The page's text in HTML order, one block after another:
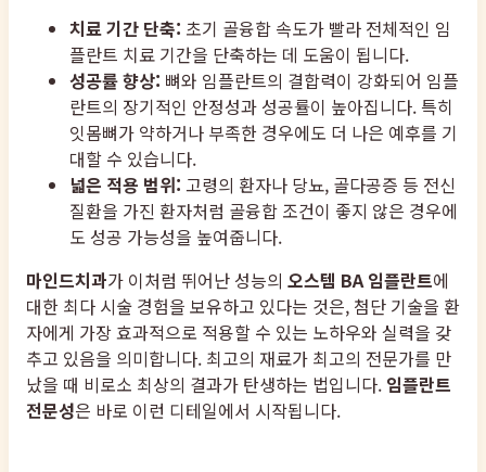
치료 기간 단축: 초기 골융합 속도가 빨라 전체적인 임
플란트 치료 기간을 단축하는 데 도움이 됩니다.
성공률 향상: 뼈와 임플란트의 결합력이 강화되어 임플
란트의 장기적인 안정성과 성공률이 높아집니다. 특히
잇몸뼈가 약하거나 부족한 경우에도 더 나은 예후를 기
대할 수 있습니다.
넓은 적용 범위: 고령의 환자나 당뇨, 골다공증 등 전신
질환을 가진 환자처럼 골융합 조건이 좋지 않은 경우에
도 성공 가능성을 높여줍니다.
마인드치과가 이처럼 뛰어난 성능의 오스템 BA 임플란트에
대한 최다 시술 경험을 보유하고 있다는 것은, 첨단 기술을 환
자에게 가장 효과적으로 적용할 수 있는 노하우와 실력을 갖
추고 있음을 의미합니다. 최고의 재료가 최고의 전문가를 만
났을 때 비로소 최상의 결과가 탄생하는 법입니다. 임플란트
전문성은 바로 이런 디테일에서 시작됩니다.